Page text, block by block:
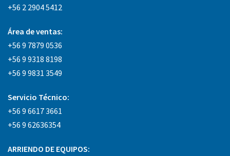
+56 2 2904 5412
Área de ventas:
+56 9 7879 0536
+56 9 9318 8198
+56 9 9831 3549
Servicio Técnico:
+56 9 6617 3661
+56 9 62636354
ARRIENDO DE EQUIPOS: